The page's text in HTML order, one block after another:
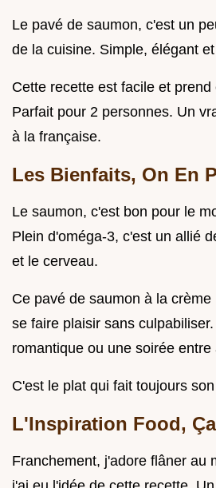
Le pavé de saumon, c'est un
de la cuisine. Simple, élégant
Cette recette est facile et
Parfait pour 2 personnes. Un
à la française.
Les Bienfaits, On En
Le saumon, c'est bon pour le
Plein d'oméga-3, c'est un allié
et le cerveau.
Ce pavé de saumon à la
se faire plaisir sans
romantique ou une soirée entre
C'est le plat qui fait toujours
L'Inspiration Food,
Franchement, j'adore flâner au